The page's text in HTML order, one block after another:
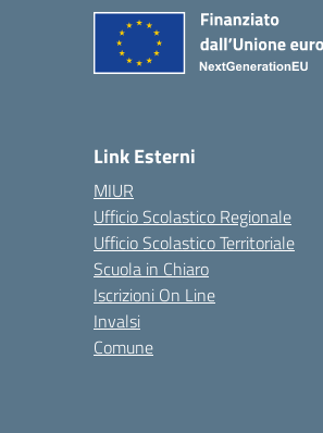
Link Esterni
MIUR
Ufficio Scolastico Regionale
Ufficio Scolastico Territoriale
Scuola in Chiaro
Iscrizioni On Line
Invalsi
Comune